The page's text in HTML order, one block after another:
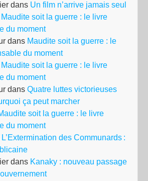
dans Un film n’arrive jamais seul
Maudite soit la guerre : le livre
du moment
dans Maudite soit la guerre : le
du moment
Maudite soit la guerre : le livre
du moment
dans Quatre luttes victorieuses
ça peut marcher
soit la guerre : le livre
du moment
L’Extermination des Communards :
dans Kanaky : nouveau passage